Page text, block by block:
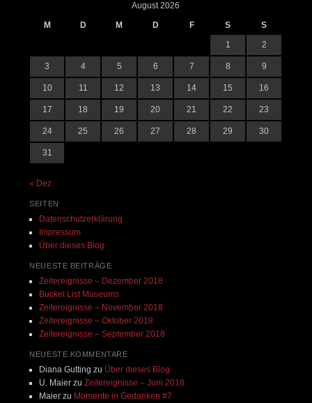
August 2026
M
D M D F S
S
1
2
3 4 5 6 7 8 9
10 11 12 13 14 15 16
17 18 19 20 21 22 23
24 25 26 27 28 29 30
31
« Dez.
SEITEN
Datenschutzerklärung
Impressum
Über dieses Blog
NEUESTE BEITRÄGE
Zeitereignisse – Dezember 2018
Bucket List Museums
Zeitereignisse – November 2018
Zeitereignisse – Oktober 2018
Zeitereignisse – September 2018
NEUESTE KOMMENTARE
Diana Gutting zu Über dieses Blog
U. Maierzu Zeitereignisse – Juni 2018
Maierzu Momente in Gedanken #7